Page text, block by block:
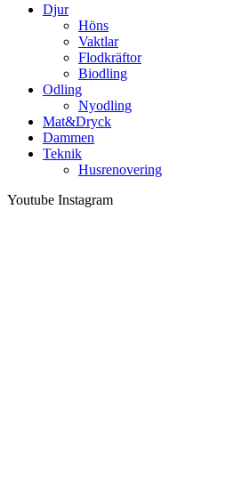
Djur
Höns
Vaktlar
Flodkräftor
Biodling
Odling
Nyodling
Mat&Dryck
Dammen
Teknik
Husrenovering
Youtube Instagram